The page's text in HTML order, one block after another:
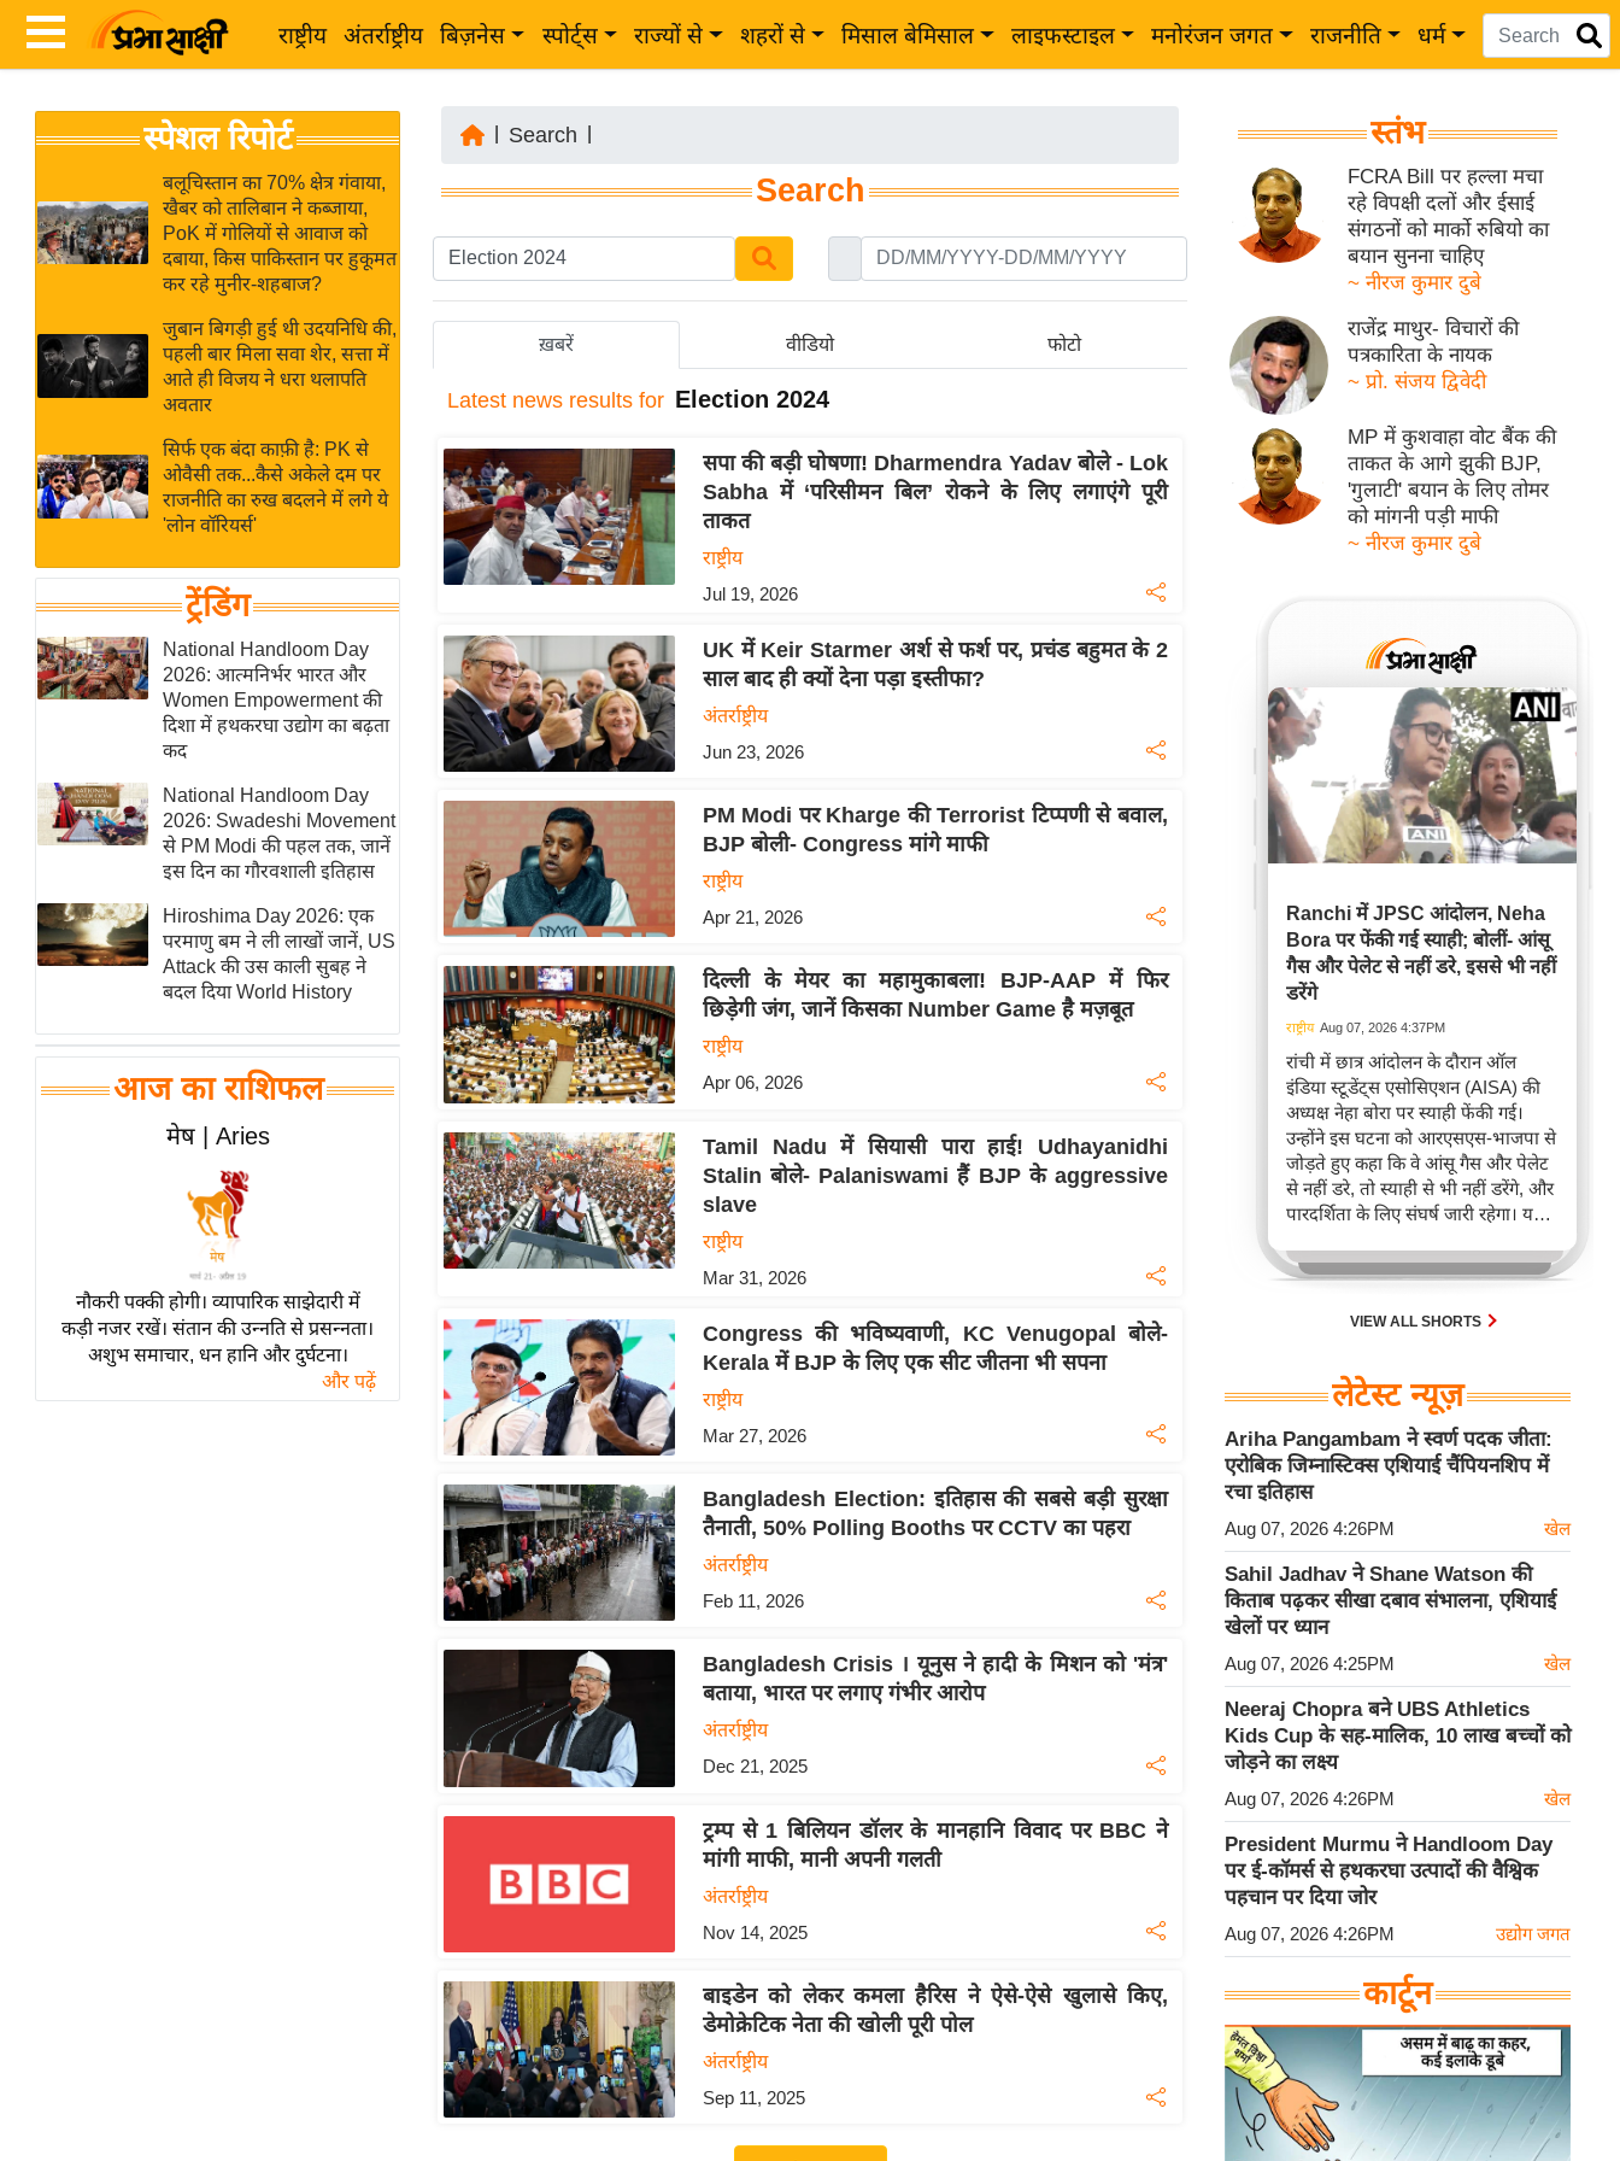
राष्ट्रीय अंतर्राष्ट्रीय बिज़नेस स्पोर्ट्स राज्यों से शहरों से मिसाल बेमिसाल लाइफस्टाइल मनोरंजन जगत राजनीति धर्म
News
Hindi
Hindi
Live
News in
Hindi
News
Hindi
Videos
ब
र
अंतर्राष्ट्रीय
बिज़नेस
उद्योग
विशेषज्ञ
राय
खेल
क्रिकेट
IPL
2026
मिसाल बेमिसाल
शख्सियत
यंग इंडिया
साहित्य जगत
ऑटो वर्ल्ड
न्यूज ब्रीफ
बॉलीवुड
हॉलीवुड
फिल्म समीक्षा
लाइफस्टाइल
टेक्नॉलॉजी
ब्यूटी/फैशन
घरेलू नुस्खे
स्पेशल रिपोर्ट
बलूचिस्तान का 70% क्षेत्र गंवाया,
खैबर को तालिबान ने कब्जाया,
PoK में गोलियों से आवाज को
दबाया, किस पाकिस्तान पर हुकूमत
कर रहे मुनीर-शहबाज?
जुबान बिगड़ी हुई थी उदयनिधि की,
पहली बार मिला सवा शेर, सत्ता में
आते ही विजय ने धरा थलापति
अवतार
सिर्फ एक बंदा काफ़ी है: PK से
ओवैसी तक...कैसे अकेले दम पर
राजनीति का रुख बदलने में लगे ये
'लोन वॉरियर्स'
ट्रेंडिंग
National Handloom Day
2026: आत्मनिर्भर भारत और
Women Empowerment की
दिशा में हथकरघा उद्योग का बढ़ता
कद
National Handloom Day
2026: Swadeshi Movement
से PM Modi की पहल तक, जानें
इस दिन का गौरवशाली इतिहास
Hiroshima Day 2026: एक
परमाणु बम ने ली लाखों जानें, US
Attack की उस काली सुबह ने
बदल दिया World History
आज का राशिफल
मेष | Aries
नौकरी पक्की होगी। व्यापारिक साझेदारी में
कड़ी नजर रखें। संतान की उन्नति से प्रसन्नता।
अशुभ समाचार, धन हानि और दुर्घटना।
और पढ़ें
Search
Search
ख़बरें वीडियो फोटो
Latest news results for Election 2024
सपा की बड़ी घोषणा! Dharmendra Yadav बोले - Lok
Sabha में ‘परिसीमन बिल’ रोकने के लिए लगाएंगे पूरी
ताकत
राष्ट्रीय
Jul 19, 2026
UK में Keir Starmer अर्श से फर्श पर, प्रचंड बहुमत के 2
साल बाद ही क्यों देना पड़ा इस्तीफा?
अंतर्राष्ट्रीय
Jun 23, 2026
PM Modi पर Kharge की Terrorist टिप्पणी से बवाल,
BJP बोली- Congress मांगे माफी
राष्ट्रीय
Apr 21, 2026
दिल्ली के मेयर का महामुकाबला! BJP-AAP में फिर
छिड़ेगी जंग, जानें किसका Number Game है मज़बूत
राष्ट्रीय
Apr 06, 2026
Tamil Nadu में सियासी पारा हाई! Udhayanidhi
Stalin बोले- Palaniswami हैं BJP के aggressive
slave
राष्ट्रीय
Mar 31, 2026
Congress की भविष्यवाणी, KC Venugopal बोले-
Kerala में BJP के लिए एक सीट जीतना भी सपना
राष्ट्रीय
Mar 27, 2026
Bangladesh Election: इतिहास की सबसे बड़ी सुरक्षा
तैनाती, 50% Polling Booths पर CCTV का पहरा
अंतर्राष्ट्रीय
Feb 11, 2026
Bangladesh Crisis । यूनुस ने हादी के मिशन को 'मंत्र'
बताया, भारत पर लगाए गंभीर आरोप
अंतर्राष्ट्रीय
Dec 21, 2025
ट्रम्प से 1 बिलियन डॉलर के मानहानि विवाद पर BBC ने
मांगी माफी, मानी अपनी गलती
अंतर्राष्ट्रीय
Nov 14, 2025
बाइडेन को लेकर कमला हैरिस ने ऐसे-ऐसे खुलासे किए,
डेमोक्रेटिक नेता की खोली पूरी पोल
अंतर्राष्ट्रीय
Sep 11, 2025
स्तंभ
FCRA Bill पर हल्ला मचा
रहे विपक्षी दलों और ईसाई
संगठनों को मार्को रुबियो का
बयान सुनना चाहिए
~ नीरज कुमार दुबे
राजेंद्र माथुर- विचारों की
पत्रकारिता के नायक
~ प्रो. संजय द्विवेदी
MP में कुशवाहा वोट बैंक की
ताकत के आगे झुकी BJP,
'गुलाटी' बयान के लिए तोमर
को मांगनी पड़ी माफी
~ नीरज कुमार दुबे
Ranchi में JPSC आंदोलन, Neha
Bora पर फेंकी गई स्याही; बोलीं- आंसू
गैस और पेलेट से नहीं डरे, इससे भी नहीं
डरेंगे
राष्ट्रीय Aug 07, 2026 4:37PM
रांची में छात्र आंदोलन के दौरान ऑल
इंडिया स्टूडेंट्स एसोसिएशन (AISA) की
अध्यक्ष नेहा बोरा पर स्याही फेंकी गई।
उन्होंने इस घटना को आरएसएस-भाजपा से
जोड़ते हुए कहा कि वे आंसू गैस और पेलेट
से नहीं डरे, तो स्याही से भी नहीं डरेंगे, और
पारदर्शिता के लिए संघर्ष जारी रहेगा। यह
सीजीएल परीक्षा में कथित पेपर लीक व
जिसके आरोपी ने बोरा को उमर खालिद
VIEW ALL SHORTS
लेटेस्ट न्यूज़
Ariha Pangambam ने स्वर्ण पदक जीता:
एरोबिक जिम्नास्टिक्स एशियाई चैंपियनशिप में
रचा इतिहास
Aug 07, 2026 4:26PM खेल
Sahil Jadhav ने Shane Watson की
किताब पढ़कर सीखा दबाव संभालना, एशियाई
खेलों पर ध्यान
Aug 07, 2026 4:25PM खेल
Neeraj Chopra बने UBS Athletics
Kids Cup के सह-मालिक, 10 लाख बच्चों को
जोड़ने का लक्ष्य
Aug 07, 2026 4:26PM खेल
President Murmu ने Handloom Day
पर ई-कॉमर्स से हथकरघा उत्पादों की वैश्विक
पहचान पर दिया जोर
Aug 07, 2026 4:26PM उद्योग जगत
कार्टून